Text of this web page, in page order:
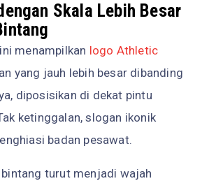
Skala Lebih Besar
menampilkan logo Athletic
yang jauh lebih besar dibanding
diposisikan di dekat pintu
ketinggalan, slogan ikonik
badan pesawat.
turut menjadi wajah